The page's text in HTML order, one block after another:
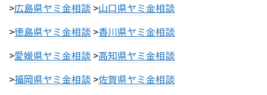
>広島県ヤミ金相談 >山口県ヤミ金相談
>徳島県ヤミ金相談 >香川県ヤミ金相談
>愛媛県ヤミ金相談 >高知県ヤミ金相談
>福岡県ヤミ金相談 >佐賀県ヤミ金相談